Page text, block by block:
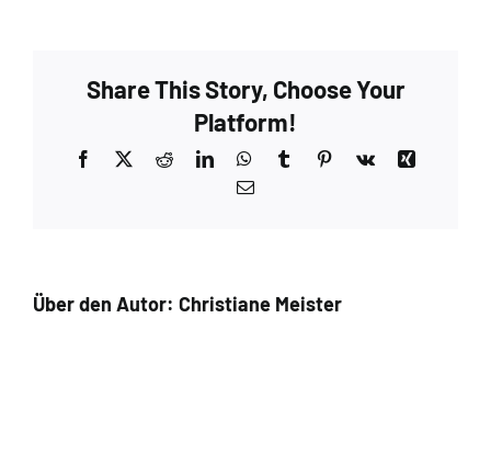
Share This Story, Choose Your
Platform!
Facebook Reddit LinkedInWhatsApp
TumblrPinterest
Vk
E-
Über den Autor: Christiane Meister